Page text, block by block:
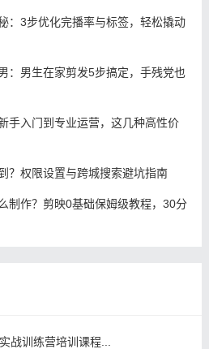
：3步优化完播率与标签，轻松撬动
：男生在家剪发5步搞定，手残党也
手入门到专业运营，这几种高性价
？权限设置与跨城搜索避坑指南
制作？剪映0基础保姆级教程，30分
战训练营培训课程...